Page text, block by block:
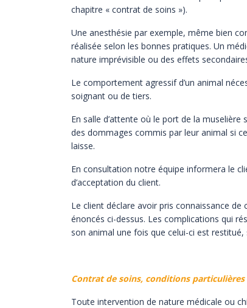
chapitre « contrat de soins »).
Une anesthésie par exemple, même bien
réalisée selon les bonnes pratiques. Un
nature imprévisible ou des effets
Le comportement agressif d’un animal
soignant ou de tiers.
En salle d’attente où le port de la
des dommages commis par leur animal si
laisse.
En consultation notre équipe informera le
d’acceptation du client.
Le client déclare avoir pris connaissance
énoncés ci-dessus. Les complications qui
son animal une fois que celui-ci est restitué,
Contrat de soins, conditions particulières
Toute intervention de nature médicale ou